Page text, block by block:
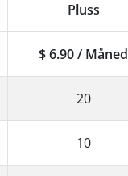
Pluss
$ 6.90 / Måned
20
10